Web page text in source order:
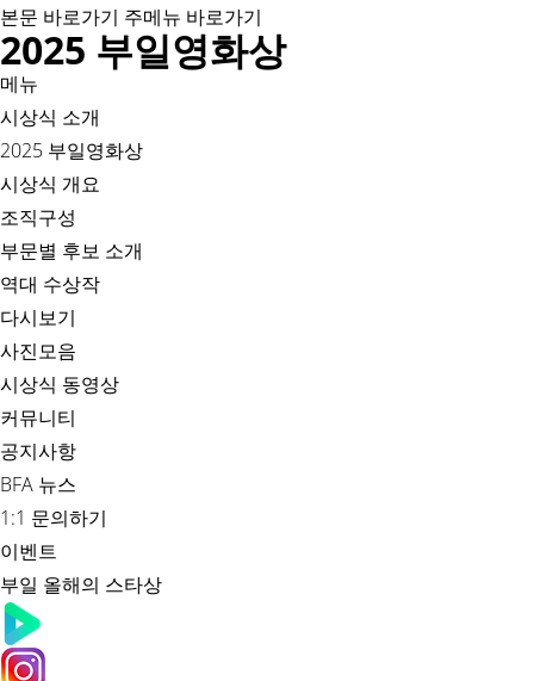
본문 바로가기 주메뉴 바로가기
2025 부일영화상
메뉴
시상식 소개
2025 부일영화상
시상식 개요
조직구성
부문별 후보 소개
역대 수상작
다시보기
사진모음
시상식 동영상
커뮤니티
공지사항
BFA 뉴스
1:1 문의하기
이벤트
부일 올해의 스타상